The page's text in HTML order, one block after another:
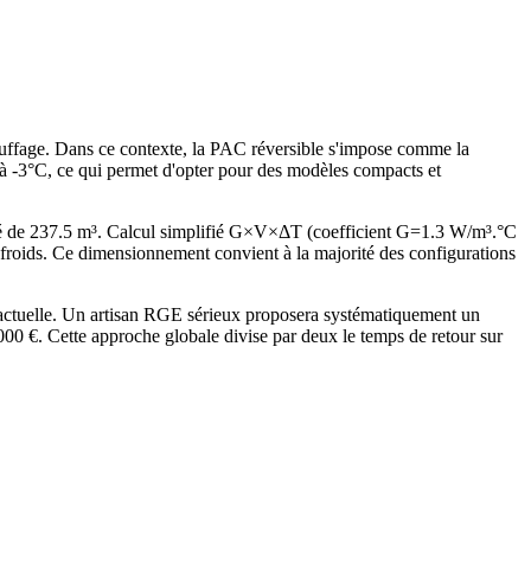
Dans ce contexte, la PAC réversible s'impose comme la
3°C, ce qui permet d'opter pour des modèles compacts et
237.5 m³. Calcul simplifié G×V×ΔT (coefficient G=1.3 W/m³.°C
Ce dimensionnement convient à la majorité des configurations
Un artisan RGE sérieux proposera systématiquement un
€. Cette approche globale divise par deux le temps de retour sur